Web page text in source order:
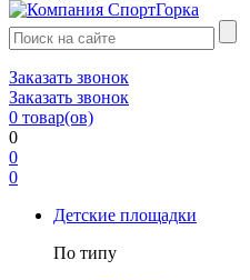
Заказать звонок
Заказать звонок
0 товар(ов)
0
0
0
Детские площадки
По типу